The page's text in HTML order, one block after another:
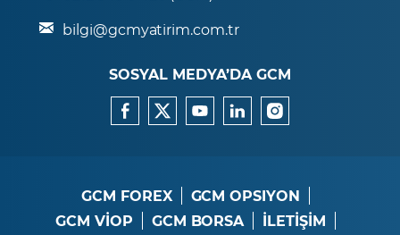
bilgi@gcmyatirim.com.tr
SOSYAL MEDYA’DA GCM
GCM FOREX
GCM OPSIYON
GCM VİOP
GCM BORSA
İLETİŞİM